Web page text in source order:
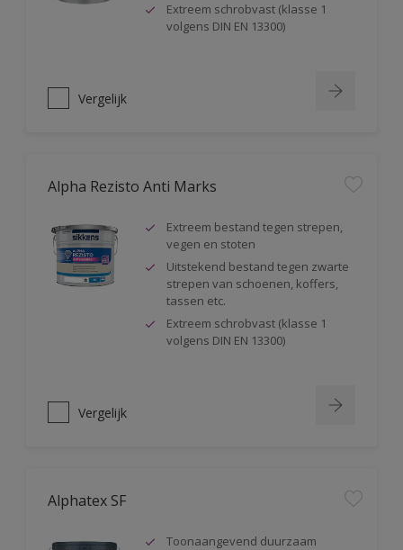
Extreem schrobvast (klasse 1
volgens DIN EN 13300)
Vergelijk
Alpha Rezisto Anti Marks
Extreem bestand tegen strepen,
vegen en stoten
Uitstekend bestand tegen zwarte
strepen van schoenen, koffers,
tassen etc.
Extreem schrobvast (klasse 1
volgens DIN EN 13300)
Vergelijk
Alphatex SF
Toonaangevend duurzaam